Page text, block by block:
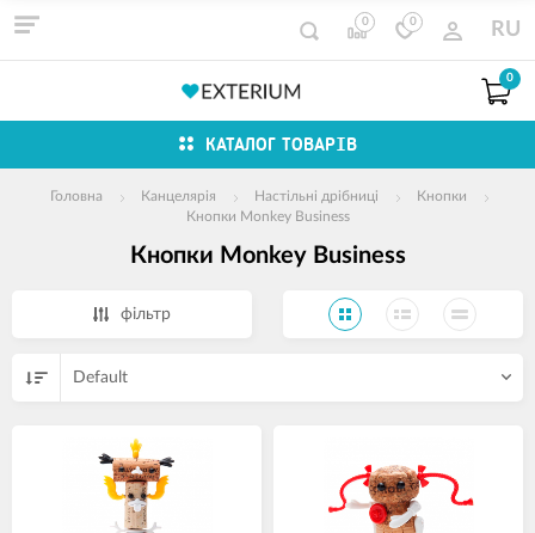
0 0 RU
0
КАТАЛОГ ТОВАРІВ
Головна Канцелярія Настільні дрібниці
Кнопки
Кнопки Monkey Business
Кнопки Monkey Business
фільтр
Default